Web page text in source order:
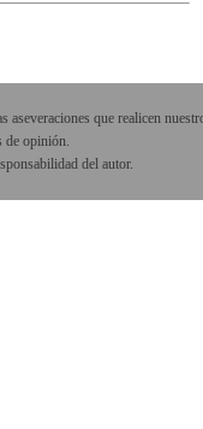
aseveraciones que realicen
de opinión.
del autor.